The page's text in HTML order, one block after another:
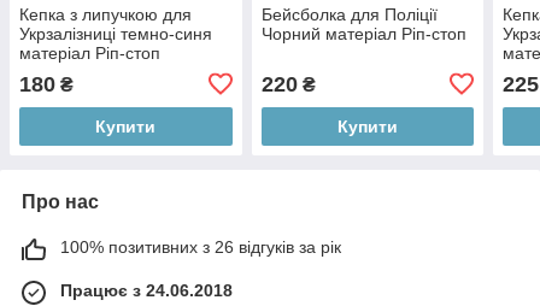
Кепка з липучкою для
Укрзалізниці темно-синя
матеріал Ріп-стоп
180 ₴
Купити
Бейсболка для Поліції
Чорний матеріал Ріп-стоп
220₴
Купити
225
Про нас
100% позитивних з 26 відгуків за рік
Працює з 24.06.2018